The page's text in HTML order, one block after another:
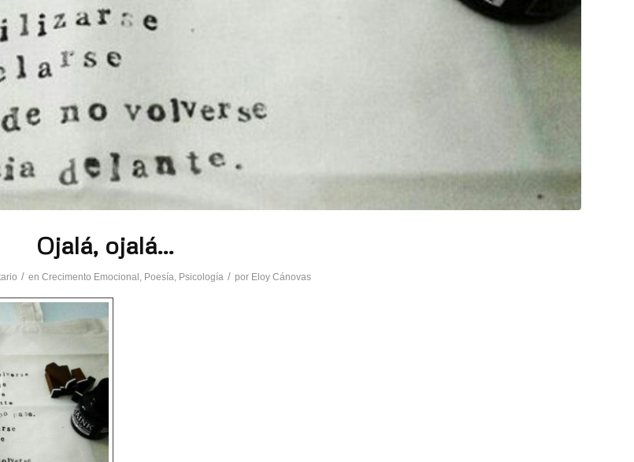
Ojalá, ojalá…
/ en Crecimento Emocional, Poesía, Psicología / por Eloy Cánovas